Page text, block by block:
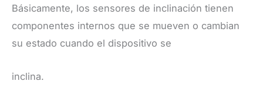
​Básicamente, los sensores de inclinación tienen
componentes internos que se mueven o cambian
su estado cuando el dispositivo se
inclina.